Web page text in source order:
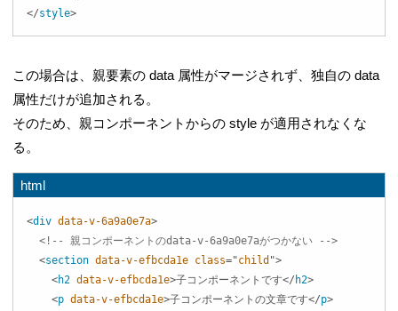
</style>
この場合は、親要素の data 属性がマージされず、独自の data
属性だけが追加される。
そのため、親コンポーネントからの style が適用されなくな
る。
html
<div data-v-6a9a0e7a>
<!-- 親コンポーネントのdata-v-6a9a0e7aがつかない -->
<section data-v-efbcda1e class="child ">
<h2 data-v-efbcda1e>子コンポーネントです</ h2>
<p data-v-efbcda1e>子コンポーネントの文章です</p>